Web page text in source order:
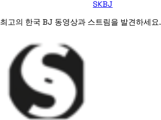
SKBJ
최고의 한국 BJ 동영상과 스트림을 발견하세요.